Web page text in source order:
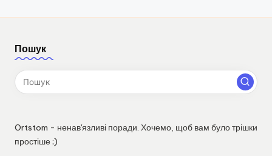
Пошук
Ortstom - ненав'язливі поради. Хочемо, щоб вам було трішки
простіше ;)